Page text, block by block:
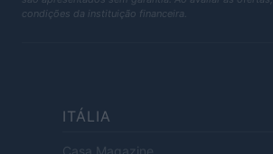
condições da instituição financeira.
ITÁLIA